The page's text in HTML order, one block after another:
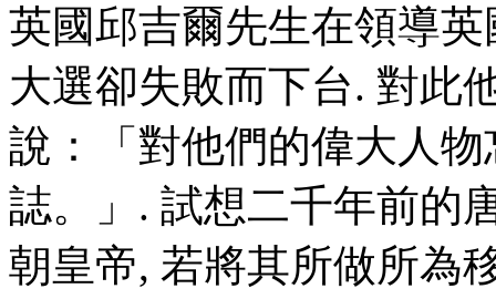
英國邱吉爾先生在領導
大選卻失敗而下台. 對此
說：「對他們的偉大人
誌。」. 試想二千年前的
朝皇帝, 若將其所做所為